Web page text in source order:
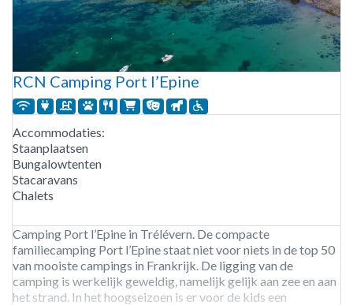
RCN Camping Port l’Epine
Accommodaties:
Staanplaatsen
Bungalowtenten
Stacaravans
Chalets
Camping Port l’Epine in Trélévern. De compacte
familiecamping Port l’Epine staat niet voor niets in de top 50
van mooiste campings in Frankrijk. De ligging van de
camping is werkelijk geweldig, namelijk gelijk aan zee en aan
het strand. In het hoogseizoen is er voor de kids een